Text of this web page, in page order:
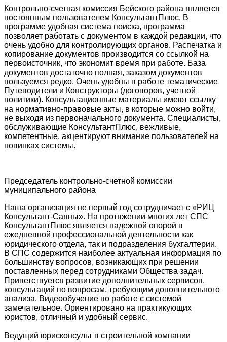
Контрольно-счетная комиссия Бейского района является
постоянным пользователем КонсультантПлюс. В
программе удобная система поиска, программа
позволяет работать с документом в каждой редакции, что
очень удобно для контролирующих органов. Распечатка и
копирование документов производится со ссылкой на
первоисточник, что экономит время при работе. База
документов достаточно полная, заказом документов
пользуемся редко. Очень удобны в работе тематические
Путеводители и Конструкторы (договоров, учетной
политики). Консультационные материалы имеют ссылку
на нормативно-правовые акты, в которые можно войти,
не выходя из первоначального документа. Специалисты,
обслуживающие КонсультантПлюс, вежливые,
компетентные, акцентируют внимание пользователей на
новинках системы.
Председатель контрольно-счетной комиссии
муниципального района
Наша организация не первый год сотрудничает с «РИЦ
Консультант-Саяны». На протяжении многих лет СПС
КонсультантПлюс является надежной опорой в
ежедневной профессиональной деятельности как
юридического отдела, так и подразделения бухгалтерии.
В СПС содержится наиболее актуальная информация по
большинству вопросов, возникающих при решении
поставленных перед сотрудниками Общества задач.
Приветствуется развитие дополнительных сервисов,
консультаций по вопросам, требующим дополнительного
анализа. Видеообучение по работе с системой
замечательное. Ориентировано на практикующих
юристов, отличный и удобный сервис.
Ведущий юрисконсульт в строительной компании